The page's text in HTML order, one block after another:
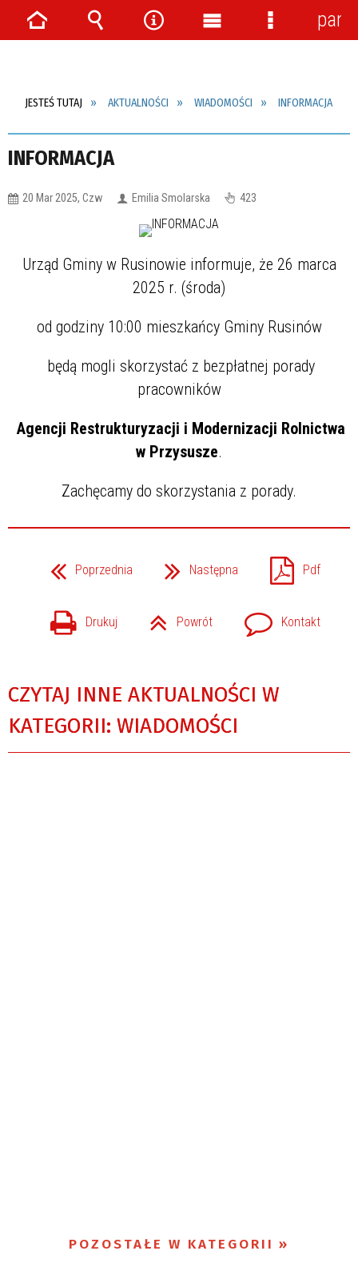
JESTEŚ TUTAJ AKTUALNOŚCI WIADOMOŚCI INFORMACJA
INFORMACJA
20 Mar 2025, Czw Emilia Smolarska 423
Urząd Gminy w Rusinowie informuje, że 26 marca
2025 r. (środa)
od godziny 10:00 mieszkańcy Gminy Rusinów
będą mogli skorzystać z bezpłatnej porady
pracowników
Agencji Restrukturyzacji i Modernizacji Rolnictwa
w Przysusze.
Zachęcamy do skorzystania z porady.
Poprzednia Następna Pdf
Drukuj Powrót Kontakt
CZYTAJ INNE AKTUALNOŚCI W
KATEGORII: WIADOMOŚCI
POZOSTAŁE W KATEGORII
Strona Wyszukiwarka
NarzędziaMenu
Menu
panel